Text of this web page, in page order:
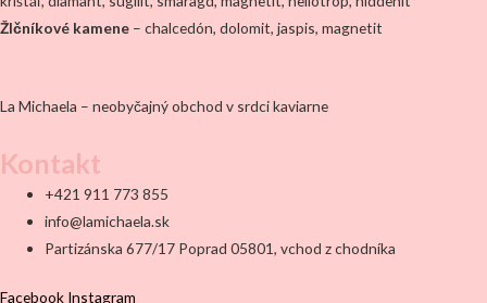
Žlčníkové kamene – chalcedón, dolomit, jaspis, magnetit
La Michaela – neobyčajný obchod v srdci kaviarne
Kontakt
+421 911 773 855
info@lamichaela.sk
Partizánska 677/17 Poprad 05801, vchod z chodníka
Facebook Instagram